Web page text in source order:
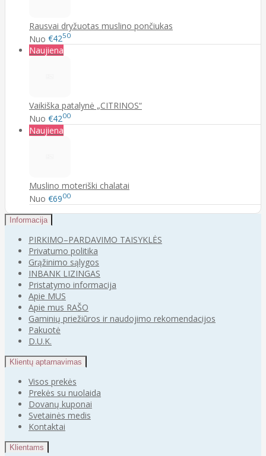
Rausvai dryžuotas muslino pončiukas
Nuo €4250
Naujiena
Vaikiška patalynė „CITRINOS“
Nuo €4200
Naujiena
Muslino moteriški chalatai
Nuo €6900
Informacija
PIRKIMO–PARDAVIMO TAISYKLĖS
Privatumo politika
Grąžinimo sąlygos
INBANK LIZINGAS
Pristatymo informacija
Apie MUS
Apie mus RAŠO
Gaminių priežiūros ir naudojimo rekomendacijos
Pakuotė
D.U.K.
Klientų aptarnavimas
Visos prekės
Prekės su nuolaida
Dovanų kuponai
Svetainės medis
Kontaktai
Klientams